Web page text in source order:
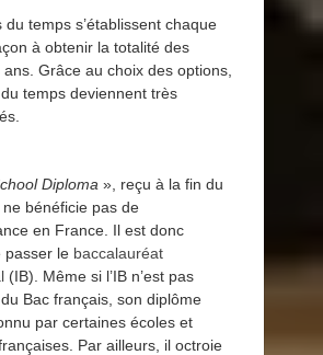
du temps s’établissent chaque
à obtenir la totalité des
Grâce au choix des options,
temps deviennent très
Diploma », reçu à la fin du
bénéficie pas de
en France. Il est donc
passer le baccalauréat
(IB). Même si l’IB n’est pas
du Bac français, son diplôme
par certaines écoles et
Par ailleurs, il octroie